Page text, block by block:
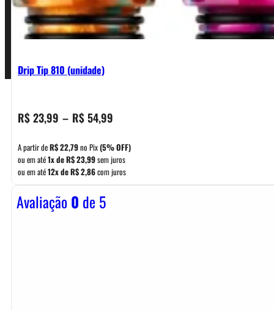
Drip Tip 810 (unidade)
R$23,99 – R$54,99
preço:
R$ 23,99
através
A partir deR$22,79no Pix(5% OFF)
ou em até1x deR$23,99sem juros
ou em até12x deR$2,86com juros
Avaliação0 de 5
Pagamentos